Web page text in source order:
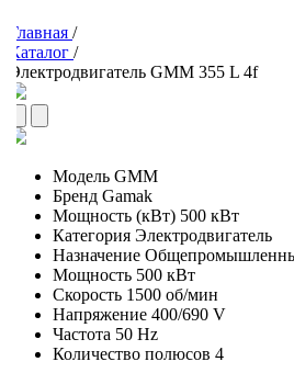
/
/
GMM 355 L 4f
Модель GMM
Бренд Gamak
Мощность (кВт) 500 кВт
Категория Электродвигатель
Назначение Общепромышленный
Мощность 500 кВт
Скорость 1500 об/мин
Напряжение 400/690 V
Частота 50 Hz
Количество полюсов 4